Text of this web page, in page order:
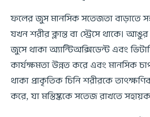
ফলের জুস মানসিক সতেজতা বাড়াতে
যখন শরীর ক্লান্ত বা স্ট্রেসে থাকে। আঙুর
জুসে থাকা অ্যান্টিঅক্সিডেন্ট এবং
কার্যক্ষমতা উন্নত করে এবং মানসিক
থাকা প্রাকৃতিক চিনি শরীরকে
করে, যা মস্তিষ্ককে সতেজ রাখতে